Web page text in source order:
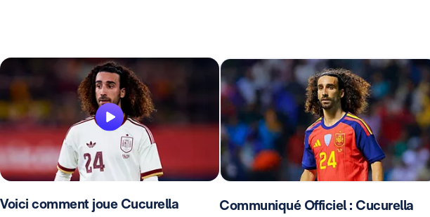
Voici comment joue Cucurella Communiqué Officiel : Cucurella